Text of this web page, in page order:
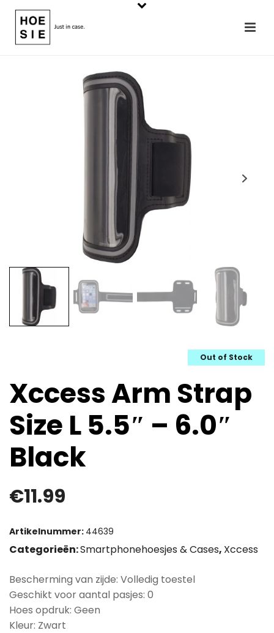
Out of Stock
Xccess Arm Strap
Size L 5.5″ – 6.0″
Black
€11.99
Artikelnummer: 44639
Categorieën:Smartphonehoesjes & Cases, Xccess
Bescherming van zijde: Volledig toestel
Geschikt voor aantal pasjes: 0
Hoes opdruk: Geen
Kleur: Zwart